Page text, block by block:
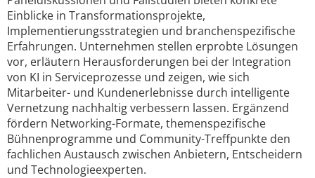
Einblicke in Transformationsprojekte,
Implementierungsstrategien und branchenspezifische
Erfahrungen. Unternehmen stellen erprobte Lösungen
vor, erläutern Herausforderungen bei der Integration
von KI in Serviceprozesse und zeigen, wie sich
Mitarbeiter- und Kundenerlebnisse durch intelligente
Vernetzung nachhaltig verbessern lassen. Ergänzend
fördern Networking-Formate, themenspezifische
Bühnenprogramme und Community-Treffpunkte den
fachlichen Austausch zwischen Anbietern, Entscheidern
und Technologieexperten.